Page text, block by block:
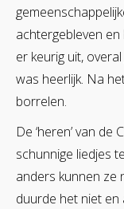
achtergebleven
er keurig uit,
was heerlijk. Na
borrelen.
De ‘heren’ van
schunnige liedjes
anders kunnen ze
duurde het niet en